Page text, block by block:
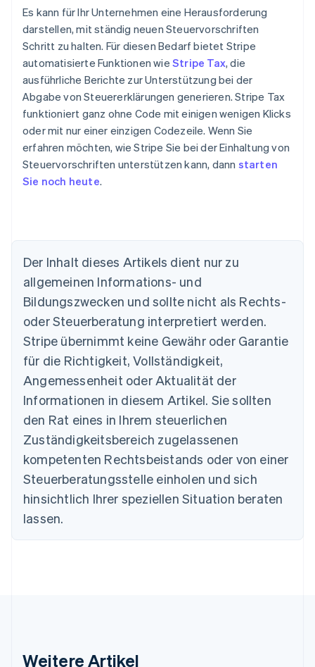
Es kann für Ihr Unternehmen eine Herausforderung
darstellen, mit ständig neuen Steuervorschriften
Schritt zu halten. Für diesen Bedarf bietet Stripe
automatisierte Funktionen wie Stripe Tax, die
ausführliche Berichte zur Unterstützung bei der
Abgabe von Steuererklärungen generieren. Stripe Tax
funktioniert ganz ohne Code mit einigen wenigen Klicks
oder mit nur einer einzigen Codezeile. Wenn Sie
erfahren möchten, wie Stripe Sie bei der Einhaltung von
Steuervorschriften unterstützen kann, dann starten
Sie noch heute.
Der Inhalt dieses Artikels dient nur zu
allgemeinen Informations- und
Bildungszwecken und sollte nicht als Rechts-
oder Steuerberatung interpretiert werden.
Stripe übernimmt keine Gewähr oder Garantie
für die Richtigkeit, Vollständigkeit,
Angemessenheit oder Aktualität der
Informationen in diesem Artikel. Sie sollten
den Rat eines in Ihrem steuerlichen
Zuständigkeitsbereich zugelassenen
kompetenten Rechtsbeistands oder von einer
Steuerberatungsstelle einholen und sich
hinsichtlich Ihrer speziellen Situation beraten
lassen.
Weitere Artikel
Australien
English
Belgien
NederlandsFrançaisDeutschEnglish
Português English
Bulgarien
English
Dänemark
English
Deutschland
Estland
English